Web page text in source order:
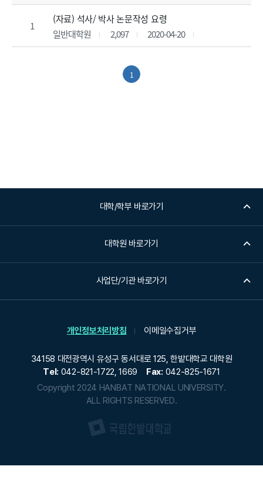
1
(자료) 석사/ 박사 논문작성 요령
일반대학원
2,097 2020-04-20
1
대학/학부 바로가기
대학원 바로가기
사업단/기관 바로가기
개인정보처리방침 이메일수집거부
34158 대전광역시 유성구 동서대로 125, 한밭대학교 대학원
Tel: 042-821-1722, 1669 Fax: 042-825-1671
Copyright 2024 HANBAT NATIONAL UNIVERSITY.
ALL RIGHTS RESERVED.